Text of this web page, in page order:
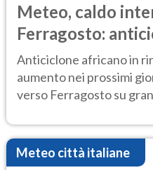
Meteo, caldo
Ferragosto:
ancora
Anticiclone africano in
aumento nei prossimi
verso Ferragosto su
Meteo città italiane